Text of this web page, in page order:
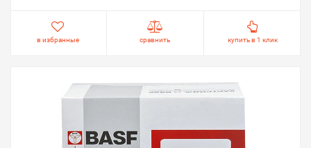
в избранные сравнить купить в 1 клик